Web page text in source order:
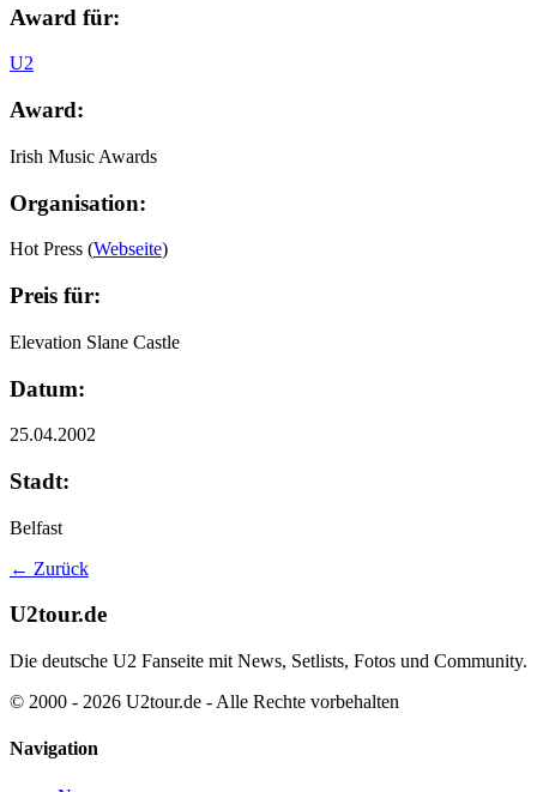
Award für:
U2
Award:
Irish Music Awards
Organisation:
Hot Press (Webseite)
Preis für:
Elevation Slane Castle
Datum:
25.04.2002
Stadt:
Belfast
← Zurück
U2tour.de
Die deutsche U2 Fanseite mit News, Setlists, Fotos und Community.
© 2000 - 2026 U2tour.de - Alle Rechte vorbehalten
Navigation